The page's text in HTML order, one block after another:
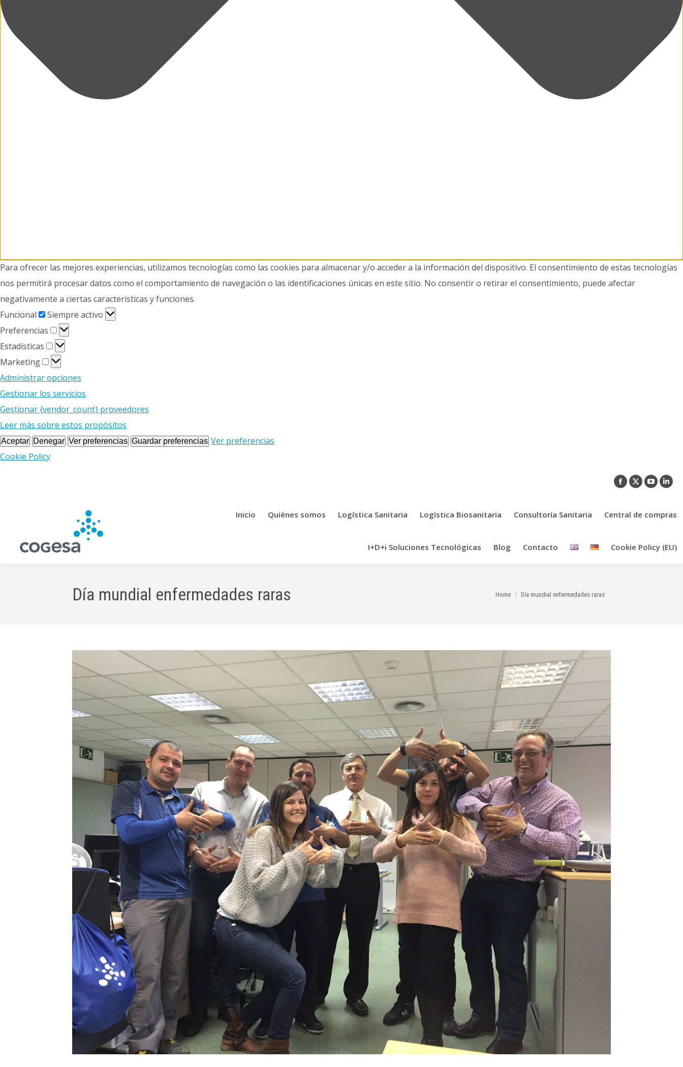
Para ofrecer las mejores experiencias, utilizamos tecnologías como las cookies para almacenar y/o acceder a la información del dispositivo. El consentimiento de estas tecnologías
nos permitirá procesar datos como el comportamiento de navegación o las identificaciones únicas en este sitio. No consentir o retirar el consentimiento, puede afectar
negativamente a ciertas características y funciones.
Funcional
Funcional
Siempre activo
Preferencias
Preferencias
Estadísticas
Estadísticas
Marketing
Marketing
Administrar opciones
Gestionar los servicios
Gestionar {vendor_count} proveedores
Leer más sobre estos propósitos
Aceptar Denegar Ver preferencias Guardar preferencias Ver preferencias
Cookie Policy
Facebook
opens
window
X
opens
window
opens
window
Inicio Quiénes somos Logística Sanitaria Logística Biosanitaria Consultoría Sanitaria Central de compras
I+D+i Soluciones Tecnológicas Blog Contacto Cookie Policy (EU)
Día mundial enfermedades raras You are here:
Home Día mundial enfermedades raras